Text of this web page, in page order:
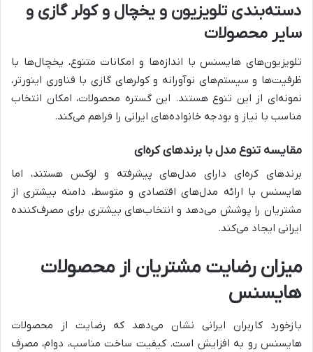
دسته‌بندی تلویزیون و یخچال و کولر گازی و
سایر محصولات
تلویزیون‌های هایسنس با اندازه‌ها و امکانات متنوع، یخچال‌ها با
ظرفیت‌ها و سیستم‌های نوآورانه و کولرهای گازی با فناوری اینورتر،
نمونه‌ای از این تنوع هستند. این گستره محصولات، امکان انتخاب
مناسب با نیاز و بودجه خانواده‌های ایرانی را فراهم می‌کند.
مقایسه تنوع مدل با برندهای کره‌ای
برندهای کره‌ای دارای مدل‌های پیشرفته و لوکس هستند، اما
هایسنس با ارائه مدل‌های اقتصادی و متوسط، دامنه بیشتری از
مشتریان را پوشش می‌دهد و انتخاب‌های بیشتری برای مصرف‌کننده
ایرانی ایجاد می‌کند.
میزان رضایت مشتریان از محصولات
هایسنس
بازخورد کاربران ایرانی نشان می‌دهد که رضایت از محصولات
هایسنس رو به افزایش است. کیفیت ساخت مناسب، دوام، مصرف